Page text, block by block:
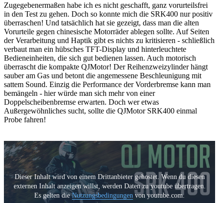
Zugegebenermaßen habe ich es nicht geschafft, ganz vorurteilsfrei
in den Test zu gehen. Doch so konnte mich die SRK400 nur positiv
überraschen! Und tatsächlich hat sie gezeigt, dass man die alten
Vorurteile gegen chinesische Motorräder ablegen sollte. Auf Seiten
der Verarbeitung und Haptik gibt es nichts zu kritisieren - schließlich
verbaut man ein hübsches TFT-Display und hinterleuchtete
Bedieneinheiten, die sich gut bedienen lassen. Auch motorisch
überrascht die kompakte QJMotor! Der Reihenzweizylinder hängt
sauber am Gas und betont die angemessene Beschleunigung mit
sattem Sound. Einzig die Performance der Vorderbremse kann man
bemängeln - hier würde man sich mehr von einer
Doppelscheibenbremse erwarten. Doch wer etwas
Außergewöhnliches sucht, sollte die QJMotor SRK400 einmal
Probe fahren!
Dieser Inhalt wird von einem Drittanbieter gehostet. Wenn du diesen
externen Inhalt anzeigen willst, werden Daten zu youtube übertragen.
Es gelten dieNutzungsbedingungen von youtube.com.